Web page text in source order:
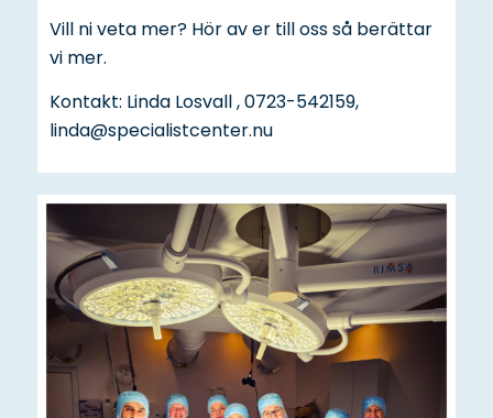
Vill ni veta mer? Hör av er till oss så berättar
vi mer.
Kontakt: Linda Losvall , 0723-542159,
linda@specialistcenter.nu